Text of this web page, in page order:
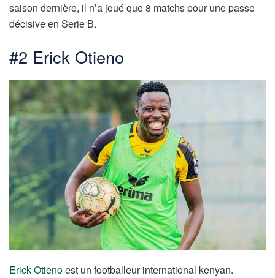
saison dernière, il n’a joué que 8 matchs pour une passe
décisive en Serie B.
#2 Erick Otieno
Erick Otienoest un footballeur international kenyan.